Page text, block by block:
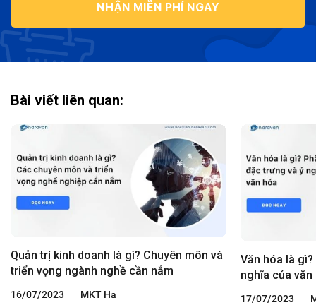
NHẬN MIỄN PHÍ NGAY
Bài viết liên quan:
Quản trị kinh doanh là gì? Chuyên môn và
triển vọng ngành nghề cần nắm
16/07/2023 MKT Ha
Văn hóa là
nghĩa của văn
17/07/2023